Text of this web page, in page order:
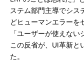
ステム部門主導でシス
どヒューマンエラーを
「ユーザーが使えな
この反省が、UI革新と
た。